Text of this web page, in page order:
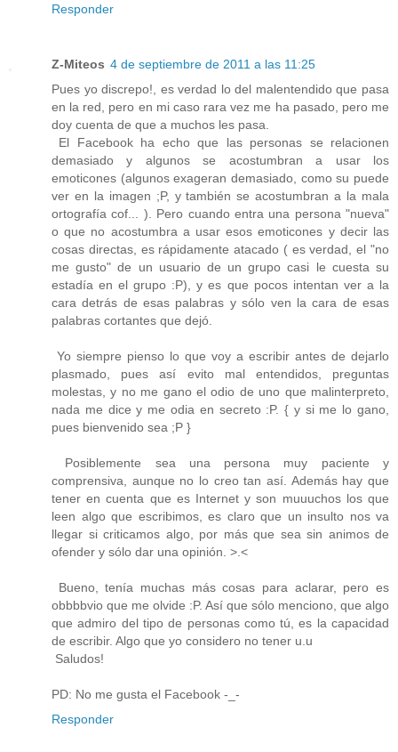
Responder
Z-Miteos 4 de septiembre de 2011 a las 11:25
Pues yo discrepo!, es verdad lo del malentendido que pasa
en la red, pero en mi caso rara vez me ha pasado, pero me
doy cuenta de que a muchos les pasa.
El Facebook ha echo que las personas se relacionen
demasiado y algunos se acostumbran a usar los
emoticones (algunos exageran demasiado, como su puede
ver en la imagen ;P, y también se acostumbran a la mala
ortografía cof... ). Pero cuando entra una persona "nueva"
o que no acostumbra a usar esos emoticones y decir las
cosas directas, es rápidamente atacado ( es verdad, el "no
me gusto" de un usuario de un grupo casi le cuesta su
estadía en el grupo :P), y es que pocos intentan ver a la
cara detrás de esas palabras y sólo ven la cara de esas
palabras cortantes que dejó.
Yo siempre pienso lo que voy a escribir antes de dejarlo
plasmado, pues así evito mal entendidos, preguntas
molestas, y no me gano el odio de uno que malinterpreto,
nada me dice y me odia en secreto :P. { y si me lo gano,
pues bienvenido sea ;P }
Posiblemente sea una persona muy paciente y
comprensiva, aunque no lo creo tan así. Además hay que
tener en cuenta que es Internet y son muuuchos los que
leen algo que escribimos, es claro que un insulto nos va
llegar si criticamos algo, por más que sea sin animos de
ofender y sólo dar una opinión. >.<
Bueno, tenía muchas más cosas para aclarar, pero es
obbbbvio que me olvide :P. Así que sólo menciono, que algo
que admiro del tipo de personas como tú, es la capacidad
de escribir. Algo que yo considero no tener u.u
Saludos!
PD: No me gusta el Facebook -_-
Responder